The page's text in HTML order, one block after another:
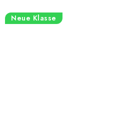
Neue Klasse